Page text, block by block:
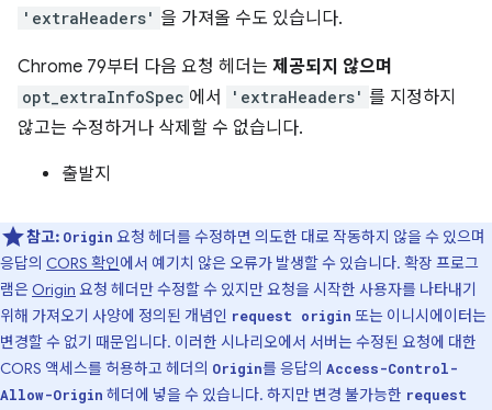
'extraHeaders' 을 가져올 수도 있습니다.
Chrome 79부터 다음 요청 헤더는 제공되지 않으며
opt_extraInfoSpec 에서 'extraHeaders' 를 지정하지
않고는 수정하거나 삭제할 수 없습니다.
출발지
참고: Origin 요청 헤더를 수정하면 의도한 대로 작동하지 않을 수 있으며
응답의 CORS 확인에서 예기치 않은 오류가 발생할 수 있습니다. 확장 프로그
램은 Origin 요청 헤더만 수정할 수 있지만 요청을 시작한 사용자를 나타내기
위해 가져오기 사양에 정의된 개념인 request origin 또는 이니시에이터는
변경할 수 없기 때문입니다. 이러한 시나리오에서 서버는 수정된 요청에 대한
CORS 액세스를 허용하고 헤더의 Origin를 응답의 Access-Control-
Allow-Origin 헤더에 넣을 수 있습니다. 하지만 변경 불가능한 request